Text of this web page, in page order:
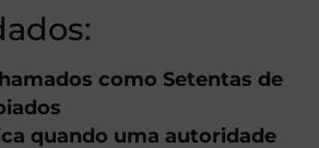
como Setentas de
quando uma autoridade